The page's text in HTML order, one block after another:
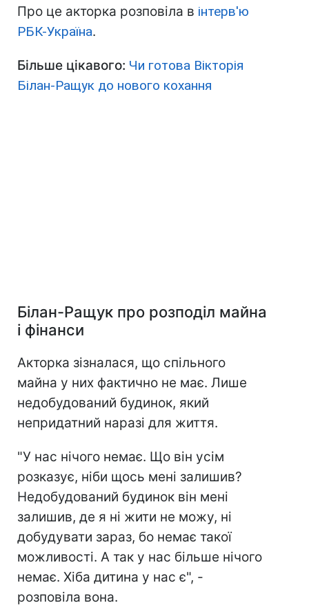
Про це акторка розповіла в інтерв'ю
РБК-Україна.
Більше цікавого: Чи готова Вікторія
Білан-Ращук до нового кохання
Білан-Ращук про розподіл майна
і фінанси
Акторка зізналася, що спільного
майна у них фактично не має. Лише
недобудований будинок, який
непридатний наразі для життя.
"У нас нічого немає. Що він усім
розказує, ніби щось мені залишив?
Недобудований будинок він мені
залишив, де я ні жити не можу, ні
добудувати зараз, бо немає такої
можливості. А так у нас більше нічого
немає. Хіба дитина у нас є", -
розповіла вона.